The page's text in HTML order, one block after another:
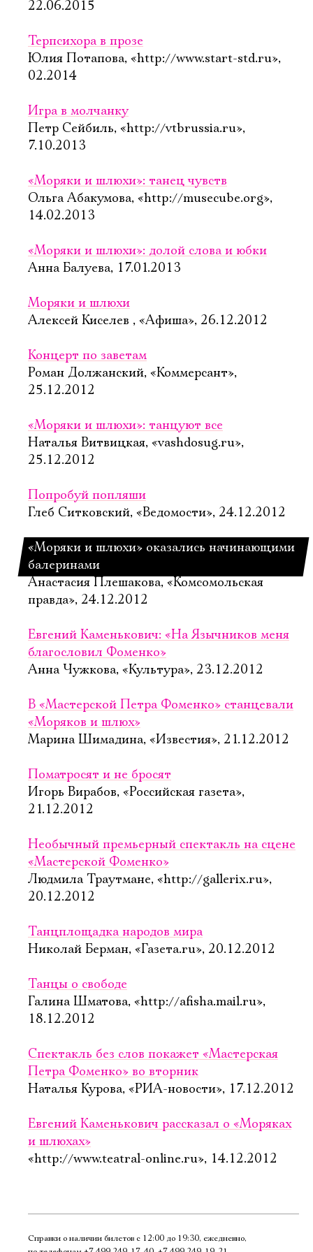
22.06.2015
Терпсихора в прозе
Юлия Потапова, «http://www.start-std.ru»,
02.2014
Игра в молчанку
Петр Сейбиль, «http://vtbrussia.ru»,
7.10.2013
«Моряки и шлюхи»: танец чувств
Ольга Абакумова, «http://musecube.org»,
14.02.2013
«Моряки и шлюхи»: долой слова и юбки
Анна Балуева, 17.01.2013
Моряки и шлюхи
Алексей Киселев , «Афиша», 26.12.2012
Концерт по заветам
Роман Должанский, «Коммерсант»,
25.12.2012
«Моряки и шлюхи»: танцуют все
Наталья Витвицкая, «vashdosug.ru»,
25.12.2012
Попробуй попляши
Глеб Ситковский, «Ведомости», 24.12.2012
«Моряки и шлюхи» оказались начинающими
балеринами
Анастасия Плешакова, «Комсомольская
правда», 24.12.2012
Евгений Каменькович: «На Язычников меня
благословил Фоменко»
Анна Чужкова, «Культура», 23.12.2012
В «Мастерской Петра Фоменко» станцевали
«Моряков и шлюх»
Марина Шимадина, «Известия», 21.12.2012
Поматросят и не бросят
Игорь Вирабов, «Российская газета»,
21.12.2012
Необычный премьерный спектакль на сцене
«Мастерской Фоменко»
Людмила Траутмане, «http://gallerix.ru»,
20.12.2012
Танцплощадка народов мира
Николай Берман, «Газета.ru», 20.12.2012
Танцы о свободе
Галина Шматова, «http://afisha.mail.ru»,
18.12.2012
Спектакль без слов покажет «Мастерская
Петра Фоменко» во вторник
Наталья Курова, «РИА-новости», 17.12.2012
Евгений Каменькович рассказал о «Моряках
и шлюхах»
«http://www.teatral-online.ru», 14.12.2012
Справки о наличии билетов с 12:00 до 19:30, ежедневно,